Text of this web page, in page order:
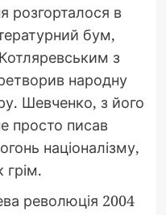
розгорталося в
бум,
з
народну
Шевченко, з його
просто писав
націоналізму,
революція 2004